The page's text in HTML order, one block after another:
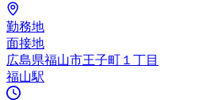
勤務地
面接地
広島県福山市王子町１丁目
福山駅